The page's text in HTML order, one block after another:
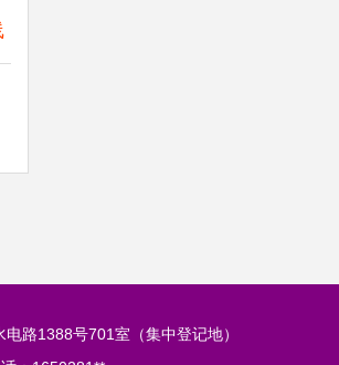
路1388号701室（集中登记地）